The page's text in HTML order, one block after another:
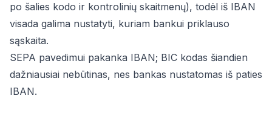
po šalies kodo ir kontrolinių skaitmenų), todėl iš IBAN
visada galima nustatyti, kuriam bankui priklauso
sąskaita.
SEPA pavedimui pakanka IBAN; BIC kodas šiandien
dažniausiai nebūtinas, nes bankas nustatomas iš paties
IBAN.